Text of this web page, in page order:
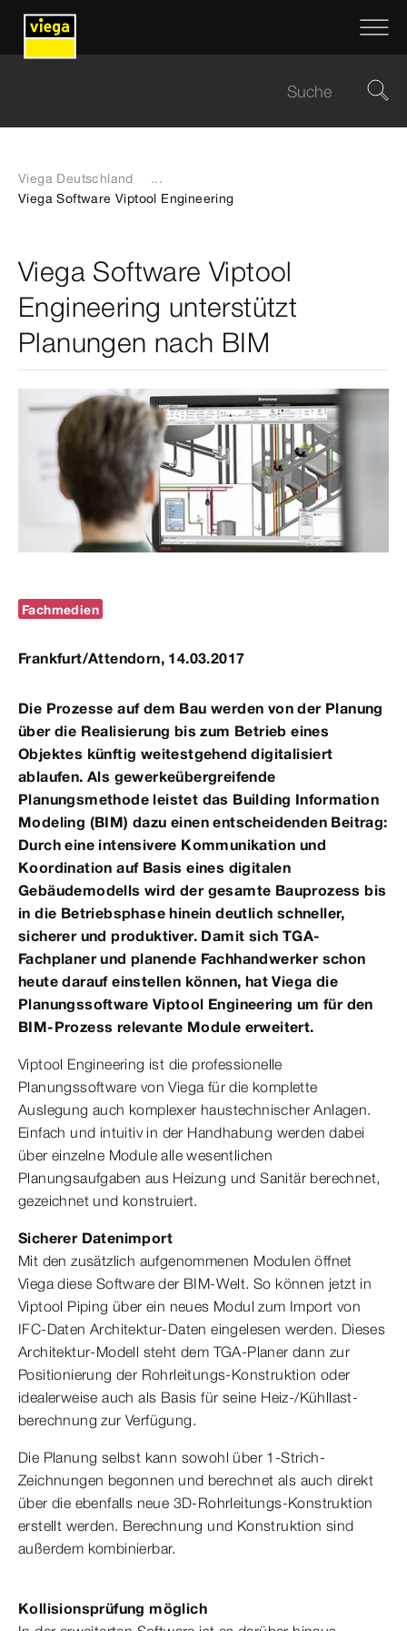
Viega Deutschland
...
Viega Software Viptool Engineering
Viega Software Viptool
Engineering unterstützt
Planungen nach BIM
Fachmedien
Frankfurt/Attendorn, 14.03.2017
Die Prozesse auf dem Bau werden von der Planung
über die Realisierung bis zum Betrieb eines
Objektes künftig weitestgehend digitalisiert
ablaufen. Als gewerkeübergreifende
Planungsmethode leistet das Building Information
Modeling (BIM) dazu einen entscheidenden Beitrag:
Durch eine intensivere Kommunikation und
Koordination auf Basis eines digitalen
Gebäudemodells wird der gesamte Bauprozess bis
in die Betriebsphase hinein deutlich schneller,
sicherer und produktiver. Damit sich TGA-
Fachplaner und planende Fachhandwerker schon
heute darauf einstellen können, hat Viega die
Planungssoftware Viptool Engineering um für den
BIM-Prozess relevante Module erweitert.
Viptool Engineering ist die professionelle
Planungssoftware von Viega für die komplette
Auslegung auch komplexer haustechnischer Anlagen.
Einfach und intuitiv in der Handhabung werden dabei
über einzelne Module alle wesentlichen
Planungsaufgaben aus Heizung und Sanitär berechnet,
gezeichnet und konstruiert.
Sicherer Datenimport
Mit den zusätzlich aufgenommenen Modulen öffnet
Viega diese Software der BIM-Welt. So können jetzt in
Viptool Piping über ein neues Modul zum Import von
IFC-Daten Architektur-Daten eingelesen werden. Dieses
Architektur-Modell steht dem TGA-Planer dann zur
Positionierung der Rohrleitungs-Konstruktion oder
idealerweise auch als Basis für seine Heiz-/Kühllast-
berechnung zur Verfügung.
Die Planung selbst kann sowohl über 1-Strich-
Zeichnungen begonnen und berechnet als auch direkt
über die ebenfalls neue 3D-Rohrleitungs-Konstruktion
erstellt werden. Berechnung und Konstruktion sind
außerdem kombinierbar.
Kollisionsprüfung möglich